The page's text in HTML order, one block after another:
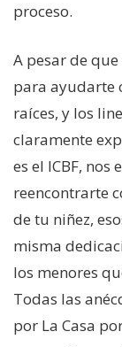
proceso.
A pesar de
para ayudarte
raíces, y los
claramente
es el ICBF,
reencontrarte
de tu niñez,
misma
los menores
Todas las
por La Casa